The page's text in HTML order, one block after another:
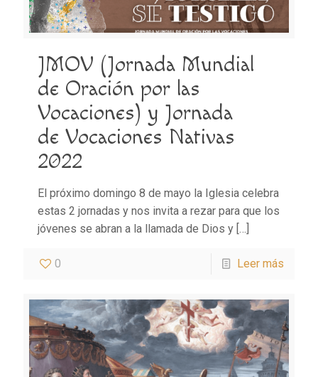
JMOV (Jornada Mundial
de Oración por las
Vocaciones) y Jornada
de Vocaciones Nativas
2022
El próximo domingo 8 de mayo la Iglesia celebra
estas 2 jornadas y nos invita a rezar para que los
jóvenes se abran a la llamada de Dios y […]
0 Leer más